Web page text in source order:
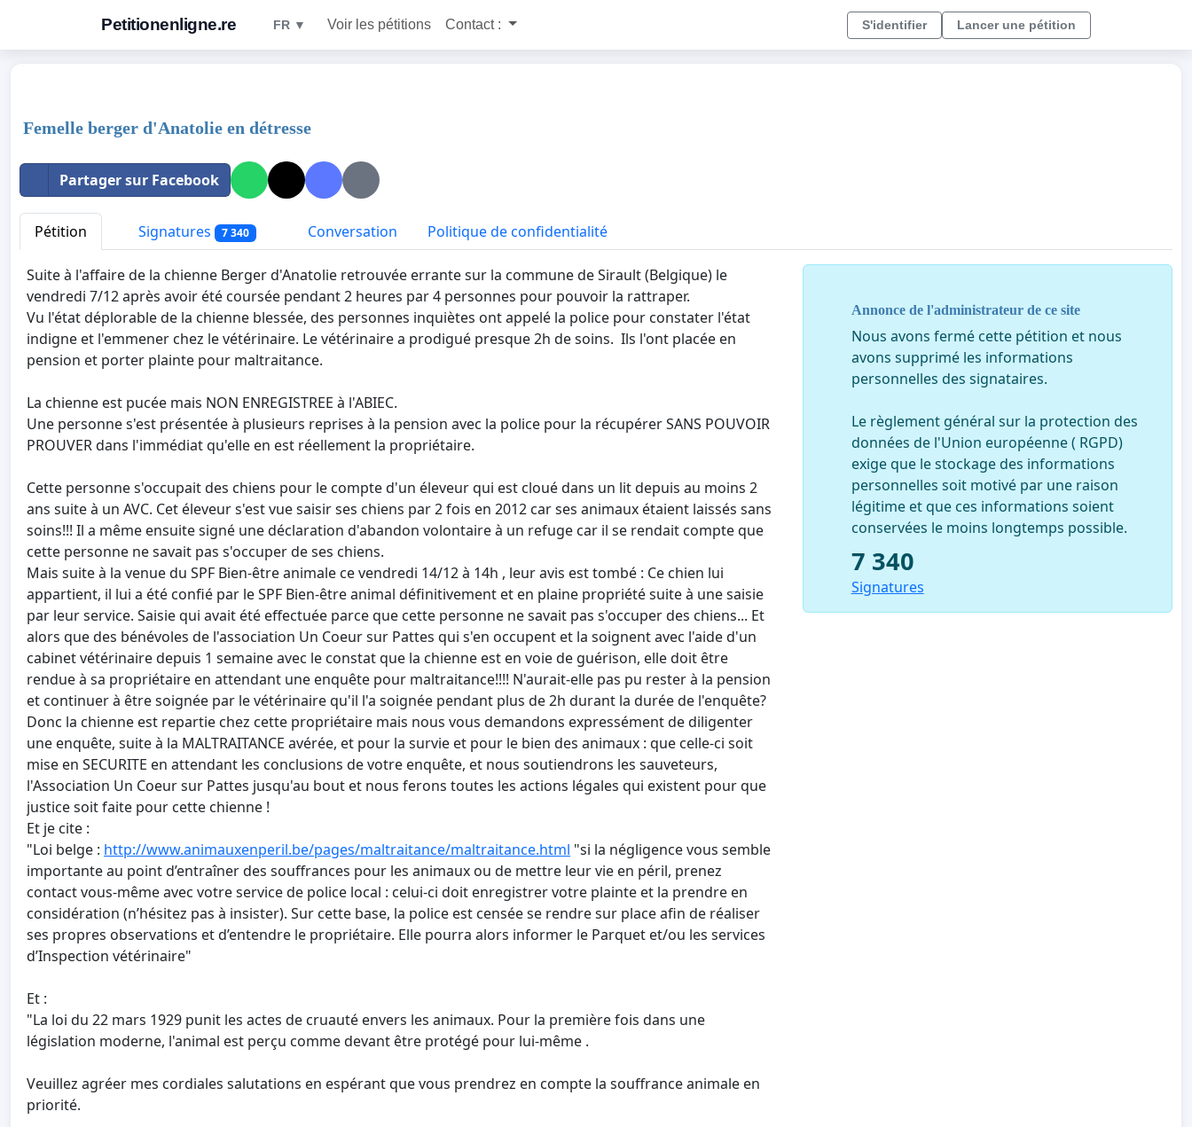
Petitionenligne.re FR ▼ Voir les pétitions Contact : S'identifier Lancer une pétition
Femelle berger d'Anatolie en détresse
Partager sur Facebook
Pétition Signatures 7 340 Conversation Politique de confidentialité
Suite à l'affaire de la chienne Berger d'Anatolie retrouvée errante sur la commune de Sirault (Belgique) le
vendredi 7/12 après avoir été coursée pendant 2 heures par 4 personnes pour pouvoir la rattraper.
Vu l'état déplorable de la chienne blessée, des personnes inquiètes ont appelé la police pour constater l'état
indigne et l'emmener chez le vétérinaire. Le vétérinaire a prodigué presque 2h de soins. Ils l'ont placée en
pension et porter plainte pour maltraitance.
La chienne est pucée mais NON ENREGISTREE à l'ABIEC.
Une personne s'est présentée à plusieurs reprises à la pension avec la police pour la récupérer SANS POUVOIR
PROUVER dans l'immédiat qu'elle en est réellement la propriétaire.
Cette personne s'occupait des chiens pour le compte d'un éleveur qui est cloué dans un lit depuis au moins 2
ans suite à un AVC. Cet éleveur s'est vue saisir ses chiens par 2 fois en 2012 car ses animaux étaient laissés sans
soins!!! Il a même ensuite signé une déclaration d'abandon volontaire à un refuge car il se rendait compte que
cette personne ne savait pas s'occuper de ses chiens.
Mais suite à la venue du SPF Bien-être animale ce vendredi 14/12 à 14h , leur avis est tombé : Ce chien lui
appartient, il lui a été confié par le SPF Bien-être animal définitivement et en plaine propriété suite à une saisie
par leur service. Saisie qui avait été effectuée parce que cette personne ne savait pas s'occuper des chiens... Et
alors que des bénévoles de l'association Un Coeur sur Pattes qui s'en occupent et la soignent avec l'aide d'un
cabinet vétérinaire depuis 1 semaine avec le constat que la chienne est en voie de guérison, elle doit être
rendue à sa propriétaire en attendant une enquête pour maltraitance!!!! N'aurait-elle pas pu rester à la pension
et continuer à être soignée par le vétérinaire qu'il l'a soignée pendant plus de 2h durant la durée de l'enquête?
Donc la chienne est repartie chez cette propriétaire mais nous vous demandons expressément de diligenter
une enquête, suite à la MALTRAITANCE avérée, et pour la survie et pour le bien des animaux : que celle-ci soit
mise en SECURITE en attendant les conclusions de votre enquête, et nous soutiendrons les sauveteurs,
l'Association Un Coeur sur Pattes jusqu'au bout et nous ferons toutes les actions légales qui existent pour que
justice soit faite pour cette chienne !
Et je cite :
"Loi belge : http://www.animauxenperil.be/pages/maltraitance/maltraitance.html "si la négligence vous semble
importante au point d’entraîner des souffrances pour les animaux ou de mettre leur vie en péril, prenez
contact vous-même avec votre service de police local : celui-ci doit enregistrer votre plainte et la prendre en
considération (n’hésitez pas à insister). Sur cette base, la police est censée se rendre sur place afin de réaliser
ses propres observations et d’entendre le propriétaire. Elle pourra alors informer le Parquet et/ou les services
d’Inspection vétérinaire"
Et :
"La loi du 22 mars 1929 punit les actes de cruauté envers les animaux. Pour la première fois dans une
législation moderne, l'animal est perçu comme devant être protégé pour lui-même .
Veuillez agréer mes cordiales salutations en espérant que vous prendrez en compte la souffrance animale en
priorité.
Annonce de l'administrateur de ce site
Nous avons fermé cette pétition et nous
avons supprimé les informations
personnelles des signataires.
Le règlement général sur la protection des
données de l'Union européenne ( RGPD)
exige que le stockage des informations
personnelles soit motivé par une raison
légitime et que ces informations soient
conservées le moins longtemps possible.
7 340
Signatures